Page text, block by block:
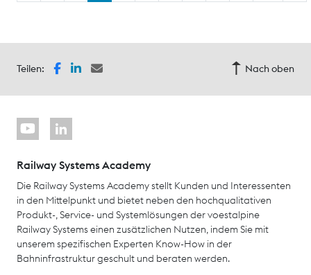
Teilen: Nach oben
Railway Systems Academy
Die Railway Systems Academy stellt Kunden und Interessenten
in den Mittelpunkt und bietet neben den hochqualitativen
Produkt-, Service- und Systemlösungen der voestalpine
Railway Systems einen zusätzlichen Nutzen, indem Sie mit
unserem spezifischen Experten Know-How in der
Bahninfrastruktur geschult und beraten werden.